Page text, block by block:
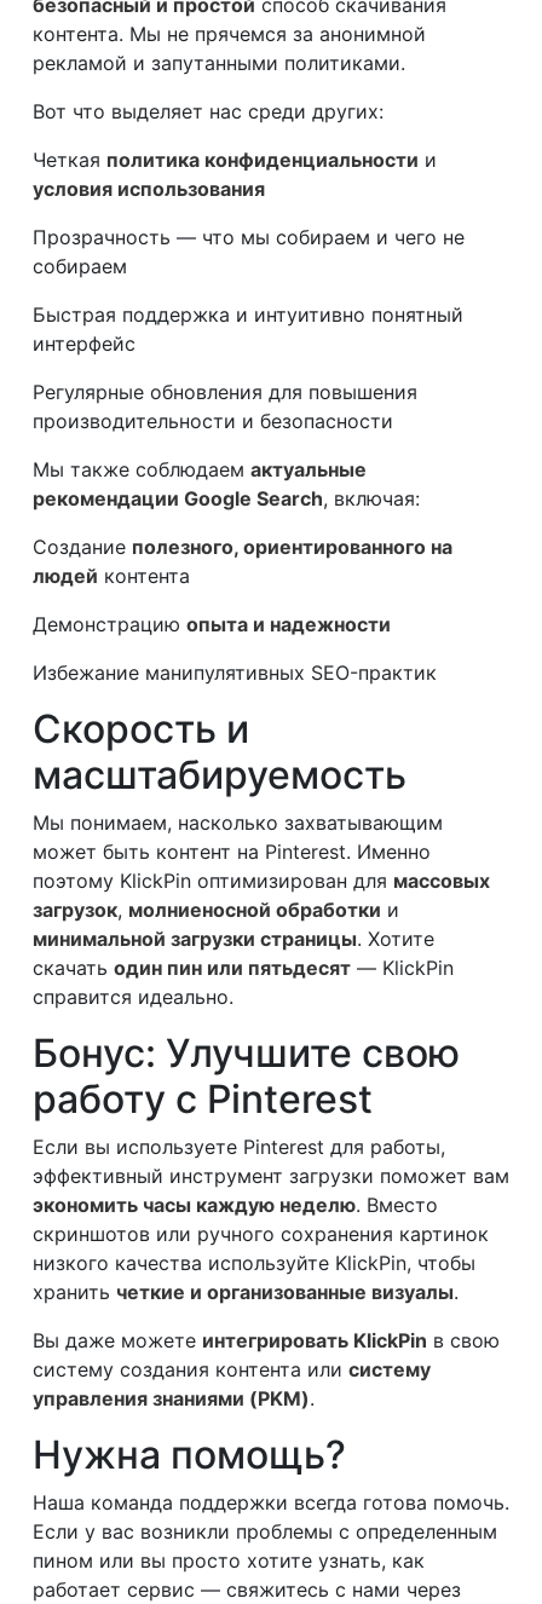
контента. Мы не прячемся за анонимной
рекламой и запутанными политиками.
Вот что выделяет нас среди других:
Четкая политика конфиденциальности и
условия использования
Прозрачность — что мы собираем и чего не
собираем
Быстрая поддержка и интуитивно понятный
интерфейс
Регулярные обновления для повышения
производительности и безопасности
Мы также соблюдаем актуальные
рекомендации Google Search, включая:
Создание полезного, ориентированного на
людей контента
Демонстрацию опыта и надежности
Избежание манипулятивных SEO-практик
Скорость и
масштабируемость
Мы понимаем, насколько захватывающим
может быть контент на Pinterest. Именно
поэтому KlickPin оптимизирован для массовых
загрузок, молниеносной обработки и
минимальной загрузки страницы. Хотите
скачать один пин или пятьдесят — KlickPin
справится идеально.
Бонус: Улучшите свою
работу с Pinterest
Если вы используете Pinterest для работы,
эффективный инструмент загрузки поможет вам
экономить часы каждую неделю. Вместо
скриншотов или ручного сохранения картинок
низкого качества используйте KlickPin, чтобы
хранить четкие и организованные визуалы.
Вы даже можете интегрировать KlickPin в свою
систему создания контента или систему
управления знаниями (PKM).
Нужна помощь?
Наша команда поддержки всегда готова помочь.
Если у вас возникли проблемы с определенным
пином или вы просто хотите узнать, как
работает сервис — свяжитесь с нами через